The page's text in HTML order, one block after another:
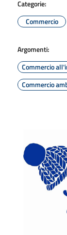
Categorie:
Commercio
Argomenti:
Commercio
Commercio